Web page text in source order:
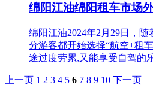
绵阳江油绵阳租车市场
绵阳江油2024年2月29日，
分游客都开始选择“航空+租
途过度劳累,又能享受自驾的
上一页 1 2 3 4 5 6 7 8 9 10 下一页